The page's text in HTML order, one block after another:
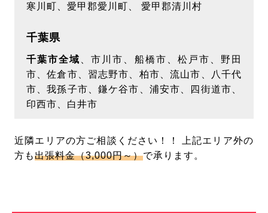
寒川町、愛甲郡愛川町、 愛甲郡清川村
千葉県
千葉市全域
、市川市、船橋市、松戸市、野田
市、佐倉市、習志野市、柏市、流山市、八千代
市、我孫子市、鎌ケ谷市、浦安市、四街道市、
印西市、白井市
近隣エリアの方ご相談ください！！ 上記エリア外の
方も出張料金（3,000円～）で承ります。